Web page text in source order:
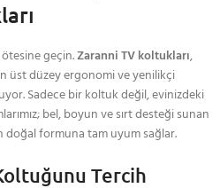
geçin.Zaranni TV koltukları,
üst düzey ergonomi ve yenilikçi
Sadece bir koltuk değil, evinizdeki
bel, boyun ve sırt desteği sunan
doğal formuna tam uyum sağlar.
Tercih